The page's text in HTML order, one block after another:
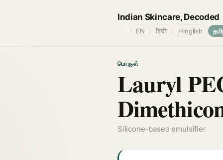
Indian Skincare, Decoded
EN हिंदी Hinglish
பொருள்
Lauryl
Silicone-based emulsifier